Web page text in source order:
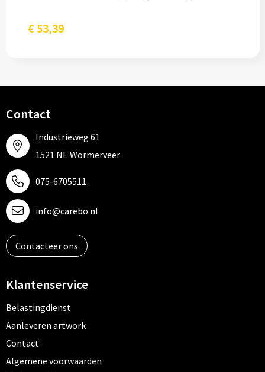
€ 53,39
Contact
Industrieweg 61
1521 NE Wormerveer
075-6705511
info@carebo.nl
Contacteer ons
Klantenservice
Belastingdienst
Aanleveren artwork
Contact
Algemene voorwaarden